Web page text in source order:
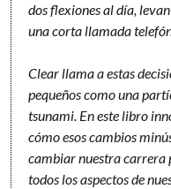
dos flexiones al día,
una corta llamada
Clear llama a estas
pequeños como una
tsunami. En este libro
cómo esos cambios
cambiar nuestra carrera
todos los aspectos de